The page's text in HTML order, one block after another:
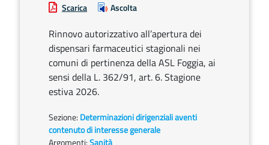
Scarica Ascolta
Rinnovo autorizzativo all’apertura dei
dispensari farmaceutici stagionali nei
comuni di pertinenza della ASL Foggia, ai
sensi della L. 362/91, art. 6. Stagione
estiva 2026.
Sezione: Determinazioni dirigenziali aventi
contenuto di interesse generale
Argomenti:Sanità